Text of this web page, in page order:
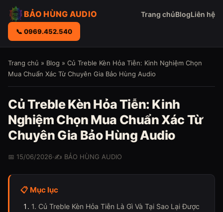
BẢO HÙNG AUDIO Trang chủBlogLiên hệ
📞 0969.452.540
Trang chủ » Blog » Củ Treble Kèn Hỏa Tiễn: Kinh Nghiệm Chọn
Mua Chuẩn Xác Từ Chuyên Gia Bảo Hùng Audio
Củ Treble Kèn Hỏa Tiễn: Kinh
Nghiệm Chọn Mua Chuẩn Xác Từ
Chuyên Gia Bảo Hùng Audio
📅 15/06/2026·✍️ BẢO HÙNG AUDIO
📋 Mục lục
1. Củ Treble Kèn Hỏa Tiễn Là Gì Và Tại Sao Lại Được